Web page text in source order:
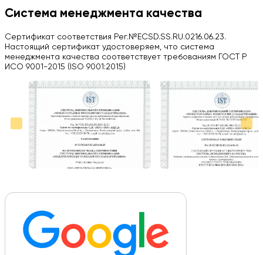
H
03.09.2024
Вся работа выполнена в срок. Всем рекомендую
Больше отзывов на Google Maps
Система менеджмента качества
Сертификат соответствия Рег.№ECSD.SS.RU.0216.06.23.
Настоящий сертификат удостоверяем, что система
менеджмента качества соответствует требованиям ГОСТ Р
ИСО 9001-2015 (ISO 9001:2015)